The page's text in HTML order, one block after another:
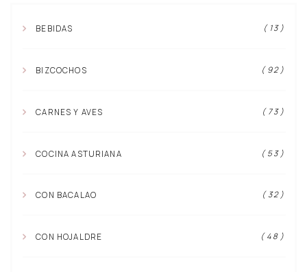
BEBIDAS ( 13 )
BIZCOCHOS ( 92 )
CARNES Y AVES ( 73 )
COCINA ASTURIANA ( 53 )
CON BACALAO ( 32 )
CON HOJALDRE ( 48 )